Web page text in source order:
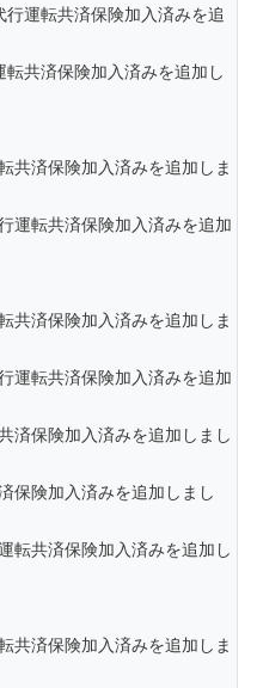
行運転共済保険加入済みを追
転共済保険加入済みを追加し
共済保険加入済みを追加しま
運転共済保険加入済みを追加
共済保険加入済みを追加しま
運転共済保険加入済みを追加
済保険加入済みを追加しまし
保険加入済みを追加しまし
転共済保険加入済みを追加し
共済保険加入済みを追加しま